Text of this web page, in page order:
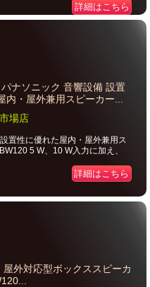
詳細はこちら
ナソニック 音響設備 設置
内・屋外兼用スピーカー...
場店
置性に優れた屋内・屋外兼用ス
5 W、10 W入力に加え、
詳細はこちら
外対応型ボックススピーカ